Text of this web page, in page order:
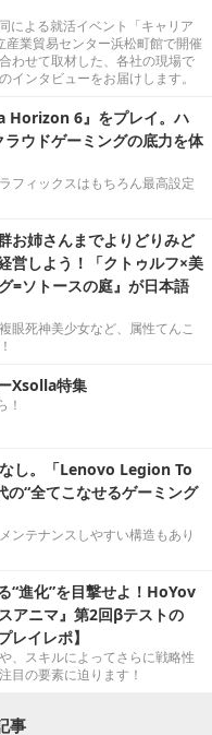
よる就活イベント「キャリア
業貿易センター浜松町館で開催
わせて取材した、各社の現場で
インタビューをお届けします。
Horizon 6』をプレイ。ハ
ウドゲーミングの底力を体
フィックスはもちろん最高設定
お姉さんまでよりどりみど
営しよう！「クトゥルフ×美
=ソトースの庭』が日本語
眼死神美少女など、属性てんこ
Xsolla特集
！
し。「Lenovo Legion To
“全てこなせるゲーミング
ンテナンスしやすい構造もあり
“進化”を目撃せよ！HoYov
アニマ』第2回βテストの
レイレポ】
、スキルによってさらに戦略性
目の要素に迫ります！
事